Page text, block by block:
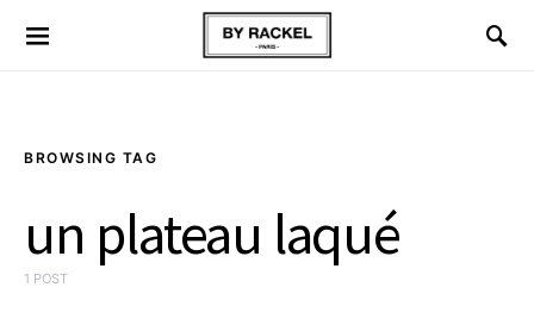
BROWSING TAG
un plateau laqué
1 POST